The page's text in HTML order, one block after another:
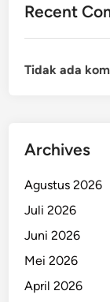
Recent
Tidak ada
Archives
Agustus 2026
Juli 2026
Juni 2026
Mei 2026
April 2026